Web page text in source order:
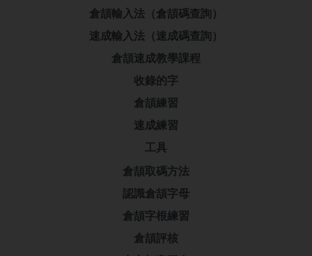
倉頡輸入法（倉頡碼查詢）
速成輸入法（速成碼查詢）
倉頡速成教學課程
收錄的字
倉頡練習
速成練習
工具
倉頡取碼方法
認識倉頡字母
倉頡字根練習
倉頡評核